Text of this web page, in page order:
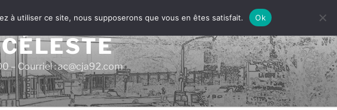
– Courriel : ac@cja92.com
à utiliser ce site, nous supposerons que vous en êtes satisfait. Ok